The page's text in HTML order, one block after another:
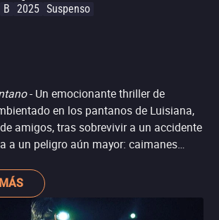
B 2025 Suspenso
- Un emocionante thriller de
en los pantanos de Luisiana,
amigos, tras sobrevivir a un accidente
a un peligro aún mayor: caimanes
de una contaminación química. Con
potente, la película sigue a Kyle
al grupo mientras enfrenta el
de su hermano. Una mezcla de terror,